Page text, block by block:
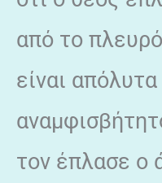
από το
είναι
τον έπλασε ο